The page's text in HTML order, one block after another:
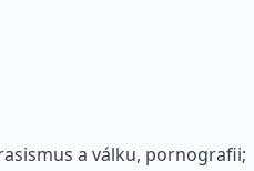
a válku, pornografii;